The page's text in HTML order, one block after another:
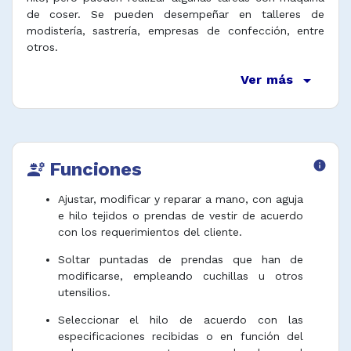
de coser. Se pueden desempeñar en talleres de
modistería, sastrería, empresas de confección, entre
otros.
Ver más arrow_drop_down
engineering Funciones info
Ajustar, modificar y reparar a mano, con aguja
e hilo tejidos o prendas de vestir de acuerdo
con los requerimientos del cliente.
Soltar puntadas de prendas que han de
modificarse, empleando cuchillas u otros
utensilios.
Seleccionar el hilo de acuerdo con las
especificaciones recibidas o en función del